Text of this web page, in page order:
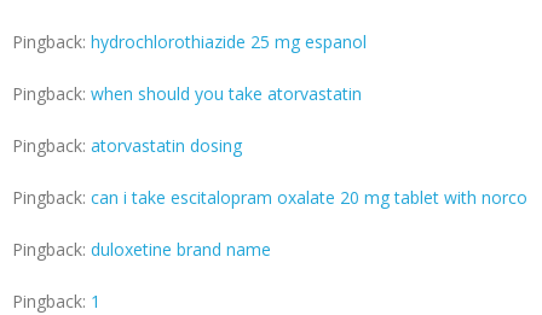
Pingback: hydrochlorothiazide 25 mg espanol
Pingback: when should you take atorvastatin
Pingback: atorvastatin dosing
Pingback: can i take escitalopram oxalate 20 mg tablet with norco
Pingback: duloxetine brand name
Pingback: 1